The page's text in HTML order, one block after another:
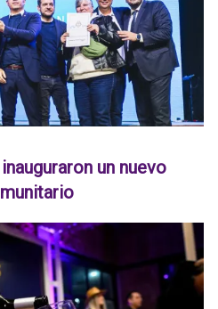
un nuevo